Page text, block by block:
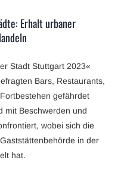
Erhalt urbaner
Stadt Stuttgart 2023«
Bars, Restaurants,
gefährdet
mit Beschwerden und
wobei sich die
in der
hat.